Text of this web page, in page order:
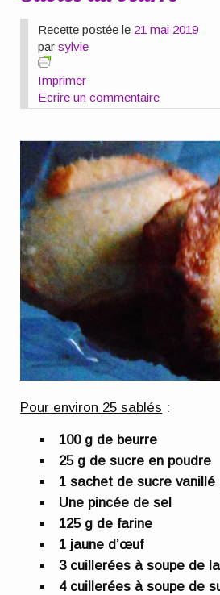
Recette postée le 21 mai 2019
parsylvie
Imprimer
Ecrire un commentaire
Pour environ 25 sablés :
100 g de beurre
25 g de sucre en poudre
1 sachet de sucre vanillé
Une pincée de sel
125 g de farine
1 jaune d’œuf
3 cuillerées à soupe de
4 cuillerées à soupe de